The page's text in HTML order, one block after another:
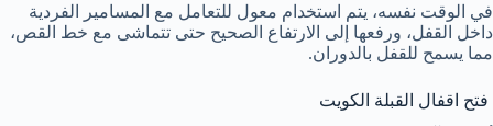
في الوقت نفسه، يتم استخدام معول للتعامل مع المسامير الفردية
داخل القفل، ورفعها إلى الارتفاع الصحيح حتى تتماشى مع خط القص،
مما يسمح للقفل بالدوران.
فتح اقفال القبلة الكويت